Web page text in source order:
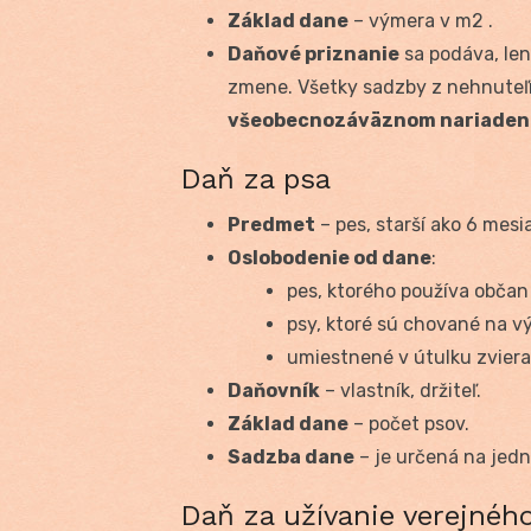
Základ dane – výmera v m2 .
Daňové priznanie sa podáva,
zmene. Všetky sadzby z
všeobecnozáväznom
Daň za psa
Predmet – pes, starší ako 6
Oslobodenie od dane:
pes, ktorého používa občan
psy, ktoré sú chované na
umiestnené v útulku
Daňovník – vlastník, držiteľ.
Základ dane – počet psov.
Sadzba dane – je určená na
Daň za užívanie